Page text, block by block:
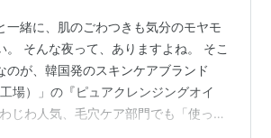
一緒に、肌のごわつきも気分のモヤモ
。 そんな夜って、ありますよね。 そこ
のが、韓国発のスキンケアブランド
場）」の『ピュアクレンジングオイ
じわ人気、毛穴ケア部門でも「使って